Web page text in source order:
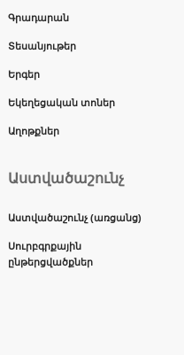
Գրադարան
Տեսանյութեր
Երգեր
Եկեղեցական տոներ
Աղոթքներ
Աստվածաշունչ
Աստվածաշունչ (առցանց)
Սուրբգրքային
ընթերցվածքներ